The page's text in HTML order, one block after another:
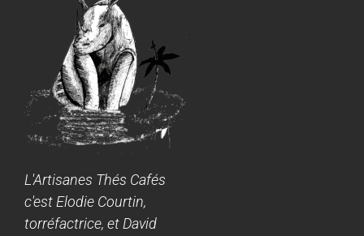
L'Artisanes Thés Cafés
c'est Elodie Courtin,
torréfactrice, et David